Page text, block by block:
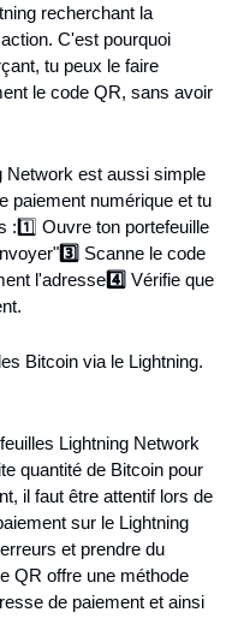
recherchant la
C'est pourquoi
tu peux le faire
le code QR, sans avoir
Network est aussi simple
paiement numérique et tu
:1️⃣ Ouvre ton portefeuille
3️⃣ Scanne le code
l'adresse 4️⃣ Vérifie que
Bitcoin via le Lightning.
Lightning Network
quantité de Bitcoin pour
il faut être attentif lors de
sur le Lightning
et prendre du
QR offre une méthode
de paiement et ainsi